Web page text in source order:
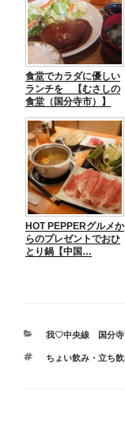
食堂でカラダに優しい
ランチを 【むさしの
食堂（国分寺市）】
HOT PEPPERグルメか
らのプレゼントでおひ
とり鍋【中国…
カ
ゴ
我♡中央線 国分寺
タ
ちょい飲み・立ち